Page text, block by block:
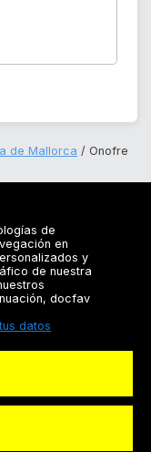
de Mallorca
Onofre
de
en
y
de nuestra
docfav
datos